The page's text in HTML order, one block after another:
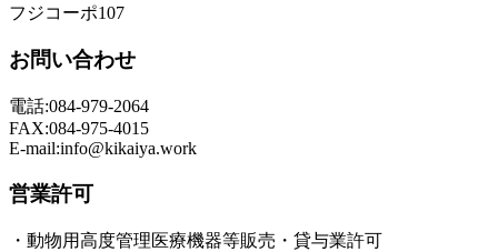
フジコーポ107
お問い合わせ
電話:084-979-2064
FAX:084-975-4015
E-mail:info@kikaiya.work
営業許可
・動物用高度管理医療機器等販売・貸与業許可